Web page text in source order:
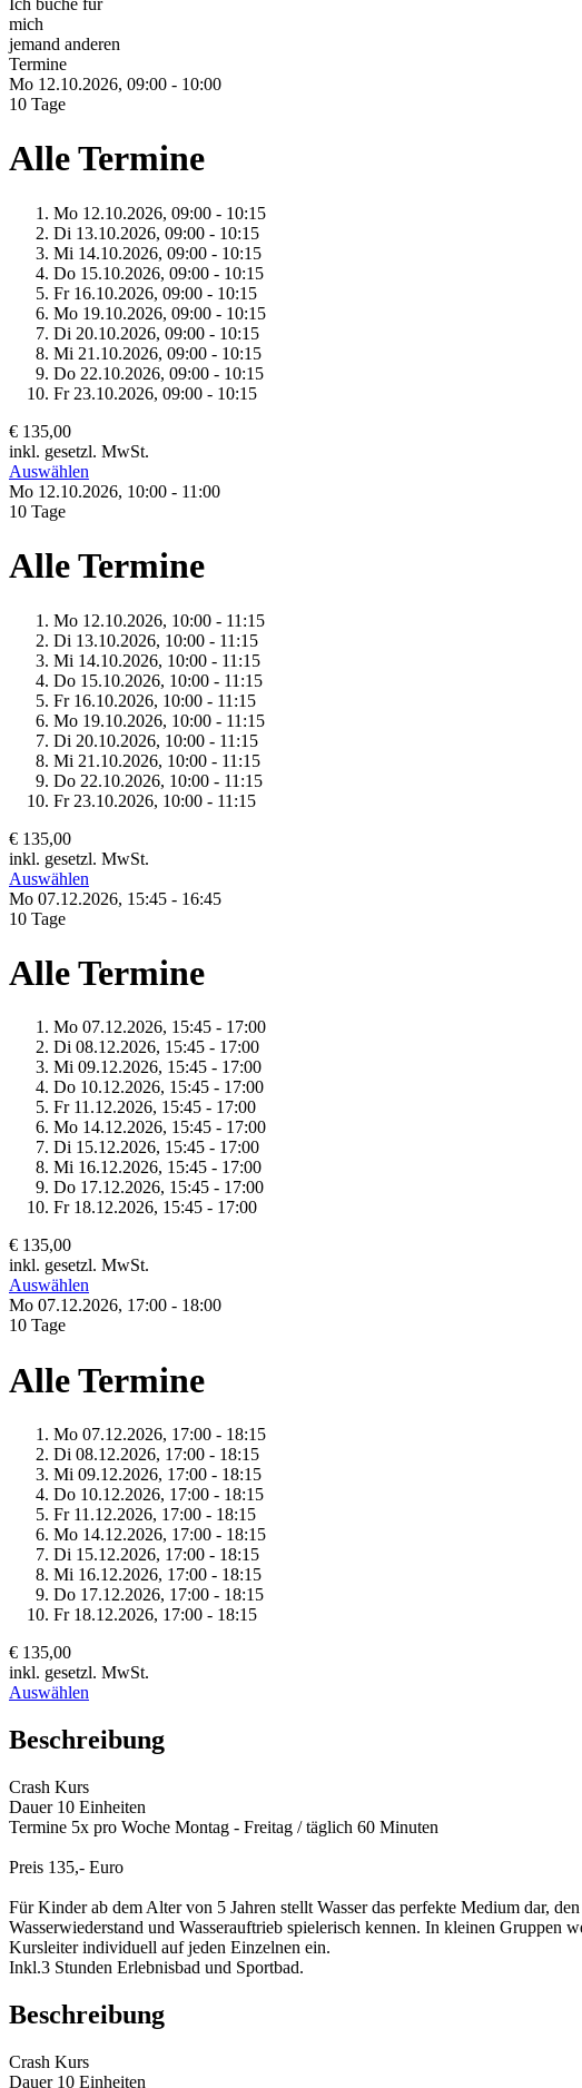
mich
jemand anderen
Termine
Mo 12.10.2026, 09:00 - 10:00
10 Tage
Alle Termine
Mo 12.10.2026, 09:00 - 10:15
Di 13.10.2026, 09:00 - 10:15
Mi 14.10.2026, 09:00 - 10:15
Do 15.10.2026, 09:00 - 10:15
Fr 16.10.2026, 09:00 - 10:15
Mo 19.10.2026, 09:00 - 10:15
Di 20.10.2026, 09:00 - 10:15
Mi 21.10.2026, 09:00 - 10:15
Do 22.10.2026, 09:00 - 10:15
Fr 23.10.2026, 09:00 - 10:15
€ 135,00
inkl. gesetzl. MwSt.
Auswählen
Mo 12.10.2026, 10:00 - 11:00
10 Tage
Alle Termine
Mo 12.10.2026, 10:00 - 11:15
Di 13.10.2026, 10:00 - 11:15
Mi 14.10.2026, 10:00 - 11:15
Do 15.10.2026, 10:00 - 11:15
Fr 16.10.2026, 10:00 - 11:15
Mo 19.10.2026, 10:00 - 11:15
Di 20.10.2026, 10:00 - 11:15
Mi 21.10.2026, 10:00 - 11:15
Do 22.10.2026, 10:00 - 11:15
Fr 23.10.2026, 10:00 - 11:15
€ 135,00
inkl. gesetzl. MwSt.
Auswählen
Mo 07.12.2026, 15:45 - 16:45
10 Tage
Alle Termine
Mo 07.12.2026, 15:45 - 17:00
Di 08.12.2026, 15:45 - 17:00
Mi 09.12.2026, 15:45 - 17:00
Do 10.12.2026, 15:45 - 17:00
Fr 11.12.2026, 15:45 - 17:00
Mo 14.12.2026, 15:45 - 17:00
Di 15.12.2026, 15:45 - 17:00
Mi 16.12.2026, 15:45 - 17:00
Do 17.12.2026, 15:45 - 17:00
Fr 18.12.2026, 15:45 - 17:00
€ 135,00
inkl. gesetzl. MwSt.
Auswählen
Mo 07.12.2026, 17:00 - 18:00
10 Tage
Alle Termine
Mo 07.12.2026, 17:00 - 18:15
Di 08.12.2026, 17:00 - 18:15
Mi 09.12.2026, 17:00 - 18:15
Do 10.12.2026, 17:00 - 18:15
Fr 11.12.2026, 17:00 - 18:15
Mo 14.12.2026, 17:00 - 18:15
Di 15.12.2026, 17:00 - 18:15
Mi 16.12.2026, 17:00 - 18:15
Do 17.12.2026, 17:00 - 18:15
Fr 18.12.2026, 17:00 - 18:15
€ 135,00
inkl. gesetzl. MwSt.
Auswählen
Beschreibung
Crash Kurs
Dauer 10 Einheiten
Termine 5x pro Woche Montag - Freitag / täglich 60 Minuten
Preis 135,- Euro
Für Kinder ab dem Alter von 5 Jahren stellt Wasser das perfekte Medium dar,
Wasserwiederstand und Wasserauftrieb spielerisch kennen. In kleinen
Kursleiter individuell auf jeden Einzelnen ein.
Inkl.3 Stunden Erlebnisbad und Sportbad.
Beschreibung
Crash Kurs
Dauer 10 Einheiten